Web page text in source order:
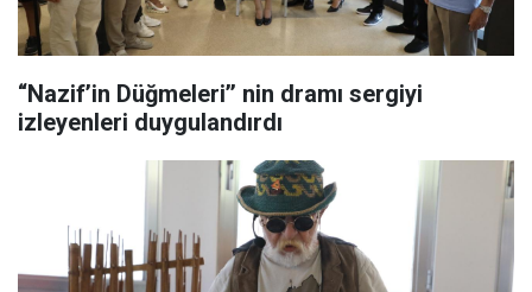
“Nazif’in Düğmeleri’’ nin dramı sergiyi
izleyenleri duygulandırdı